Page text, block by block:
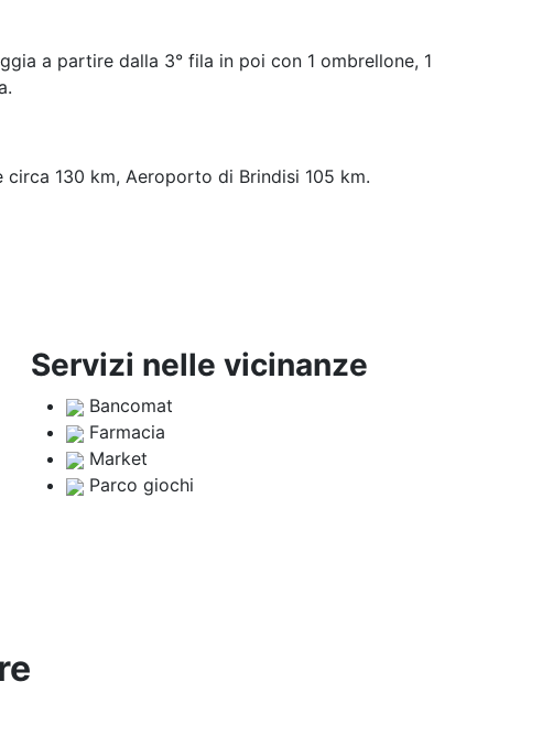
a partire dalla 3° fila in poi con 1 ombrellone, 1
130 km, Aeroporto di Brindisi 105 km.
Servizi nelle vicinanze
Bancomat
Farmacia
Market
Parco giochi